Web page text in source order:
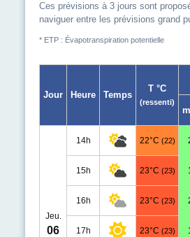
Ces prévisions à 3 jours sont
naviguer entre les prévisions grand
* ETP : Évapotranspiration potentielle
Jour Heure Temps
T °C
(ressenti)
Jeu.
06
14h 22°C (22)
15h 23°C (23)
16h 23°C (23)
17h 23°C (23)